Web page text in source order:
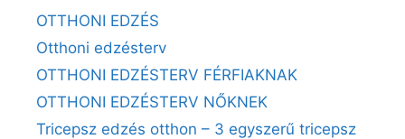
OTTHONI EDZÉS
Otthoni edzésterv
OTTHONI EDZÉSTERV FÉRFIAKNAK
OTTHONI EDZÉSTERV NŐKNEK
Tricepsz edzés otthon – 3 egyszerű tricepsz